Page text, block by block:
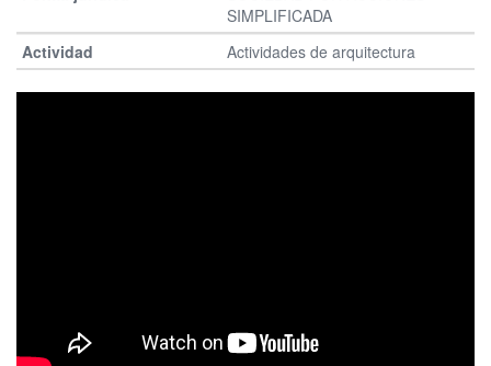
SIMPLIFICADA
Actividades de arquitectura